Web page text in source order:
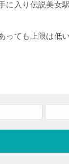
に入り伝説美女
っても上限は低